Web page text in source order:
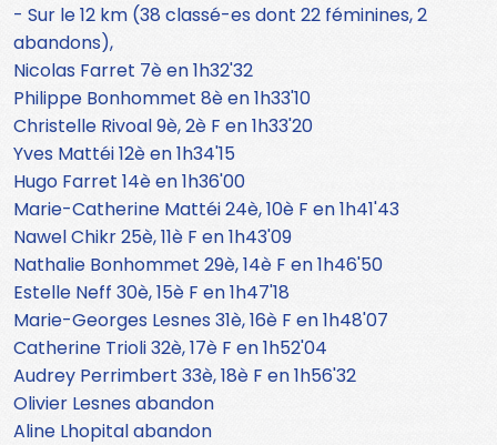
- Sur le 12 km (38 classé-es dont 22 féminines, 2
abandons),
Nicolas Farret 7è en 1h32'32
Philippe Bonhommet 8è en 1h33'10
Christelle Rivoal 9è, 2è F en 1h33'20
Yves Mattéi 12è en 1h34'15
Hugo Farret 14è en 1h36'00
Marie-Catherine Mattéi 24è, 10è F en 1h41'43
Nawel Chikr 25è, 11è F en 1h43'09
Nathalie Bonhommet 29è, 14è F en 1h46'50
Estelle Neff 30è, 15è F en 1h47'18
Marie-Georges Lesnes 31è, 16è F en 1h48'07
Catherine Trioli 32è, 17è F en 1h52'04
Audrey Perrimbert 33è, 18è F en 1h56'32
Olivier Lesnes abandon
Aline Lhopital abandon